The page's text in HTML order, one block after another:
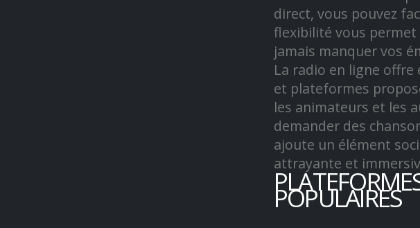
direct, vous pouvez
flexibilité vous
jamais manquer vos
La radio en ligne
et plateformes
les animateurs et les
demander des
ajoute un élément
attrayante et
POPULAIRES